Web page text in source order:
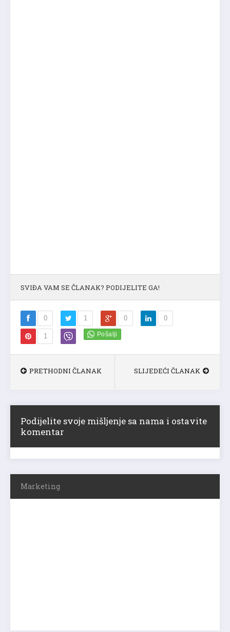
SVIĐA VAM SE ČLANAK? PODIJELITE GA!
0 1 0 0
1
PRETHODNI ČLANAK SLIJEDEĆI ČLANAK
Podijelite svoje mišljenje sa nama i ostavite
komentar
Marketing